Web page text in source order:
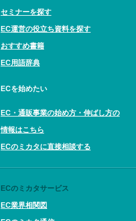
セミナーを探す
EC運営の役立ち資料を探す
おすすめ書籍
EC用語辞典
ECを始めたい
EC・通販事業の始め方・伸ばし方の
情報はこちら
ECのミカタに直接相談する
ECのミカタサービス
EC業界相関図